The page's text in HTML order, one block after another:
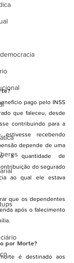
pago pelo INSS
que faleceu, desde
contribuindo para a
recebendo
depende de uma
a quantidade de
do segurado
ao qual ele estava
que os dependentes
após o falecimento
por Morte?